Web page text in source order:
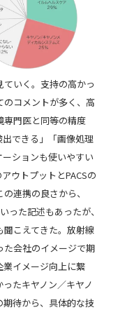
いく。支持の高かっ
のコメントが多く、高
専門医と同等の精度
できる」「画像処理
ションも使いやすい
ウトプットとPACSの
連携の良さから、
った記述もあったが、
こえてきた。放射線
会社のイメージで期
イメージ向上に繋
たキヤノン／キヤノ
期待から、具体的な技